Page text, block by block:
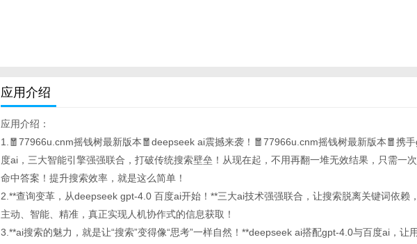
应用介绍
应用介绍：
1.🧧77966u.cnm摇钱树最新版本🧧deepseek ai震撼来袭！🧧77966u.cnm摇钱树最新版本🧧携
度ai，三大智能引擎强强联合，打破传统搜索壁垒！从现在起，不用再翻一堆无效结果，只需一
命中答案！提升搜索效率，就是这么简单！
2.**查询变革，从deepseek gpt-4.0 百度ai开始！**三大ai技术强强联合，让搜索脱离关键词依赖
主动、智能、精准，真正实现人机协作式的信息获取！
3.**ai搜索的魅力，就是让“搜索”变得像“思考”一样自然！**deepseek ai搭配gpt-4.0与百度ai，让